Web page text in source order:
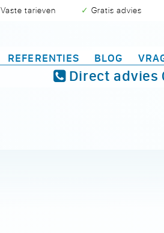
Direct advies
✓ Vaste tarieven ✓ Gratis advies
REFERENTIES BLOG